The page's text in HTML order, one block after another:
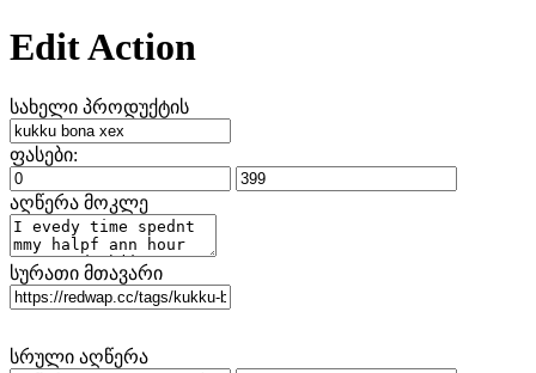
Edit Action
სახელი პროდუქტის
ფასები:
აღწერა მოკლე
სურათი მთავარი
სრული აღწერა